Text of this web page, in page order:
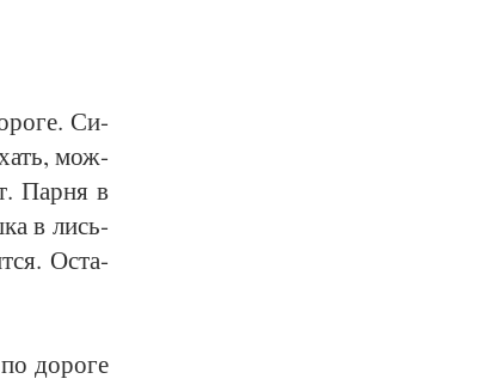
Си­
мож­
Пар­ня в
в лись­
Оста­
до­ро­ге